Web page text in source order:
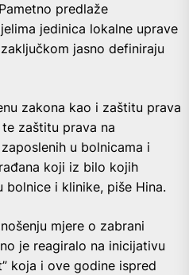
predlaže
jedinica lokalne uprave
jasno definiraju
zakona kao i zaštitu prava
zaštitu prava na
u bolnicama i
koji iz bilo kojih
bolnice i klinike, piše Hina.
mjere o zabrani
je reagiralo na inicijativu
koja i ove godine ispred